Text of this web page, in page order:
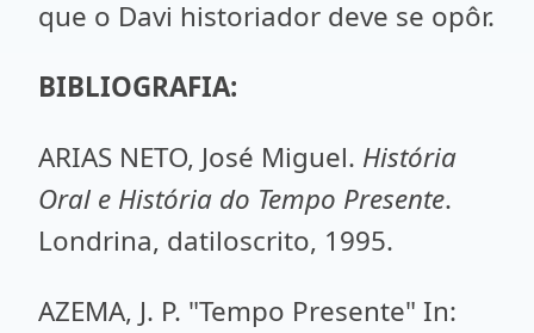
que o Davi historiador deve se opôr.
BIBLIOGRAFIA:
ARIAS NETO, José Miguel. História
Oral e História do Tempo Presente.
Londrina, datiloscrito, 1995.
AZEMA, J. P. "Tempo Presente" In: